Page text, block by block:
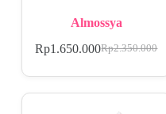
Almossya
Rp2.350.000
Rp1.650.000